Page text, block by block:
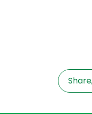
Share